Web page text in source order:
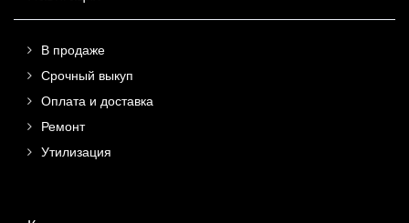
В продаже
Срочный выкуп
Оплата и доставка
Ремонт
Утилизация